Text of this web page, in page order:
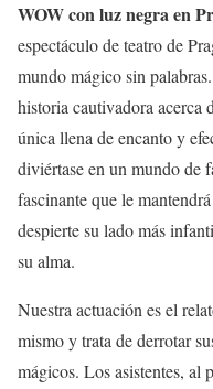
WOW con luz negra en
espectáculo de teatro de
mundo mágico sin
historia cautivadora acerca
única llena de encanto y
diviértase en un mundo de
fascinante que le
despierte su lado más
su alma.
Nuestra actuación es el
mismo y trata de derrotar
mágicos. Los asistentes, al